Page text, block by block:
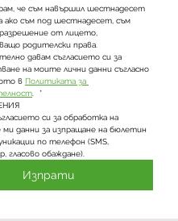
че съм навършил шестнадесет
ако съм под шестнадесет, съм
разрешение от лицето,
родителски права.
давам съгласието си за
на моите лични данни съгласно
в Политиката за
*
си за обработка на
ми данни за изпращане на бюлетин
по телефон (SMS,
гласово обаждане).
Изпрати